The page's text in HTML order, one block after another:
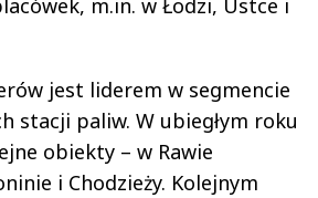
m.in. w Łodzi, Ustce i
jest liderem w segmencie
stacji paliw. W ubiegłym roku
obiekty – w Rawie
i Chodzieży. Kolejnym